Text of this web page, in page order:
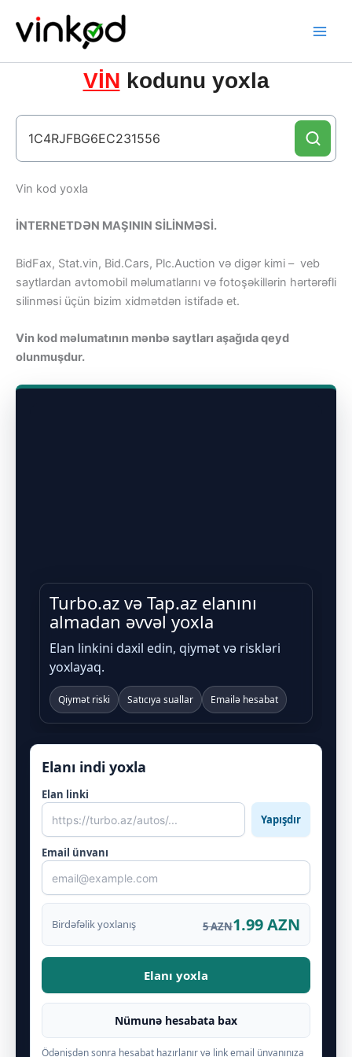
content
VİN kodunu yoxla
Vin kod yoxla
İNTERNETDƏN MAŞININ SİLİNMƏSİ.
BidFax, Stat.vin, Bid.Cars, Plc.Auction və digər kimi – veb
saytlardan avtomobil məlumatlarını və fotoşəkillərin hərtərəfli
silinməsi üçün bizim xidmətdən istifadə et.
Vin kod məlumatının mənbə saytları aşağıda qeyd
olunmuşdur.
Turbo.az və Tap.az elanını
almadan əvvəl yoxla
Elan linkini daxil edin, qiymət və riskləri
yoxlayaq.
Qiymət riski Satıcıya suallar Emailə hesabat
Elanı indi yoxla
Elan linki
Yapışdır
Email ünvanı
Birdəfəlik yoxlanış 5 AZN1.99 AZN
Elanı yoxla
Nümunə hesabata bax
Ödənişdən sonra hesabat hazırlanır və link email ünvanınıza